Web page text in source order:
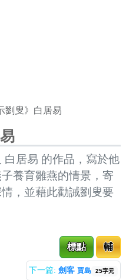
劉叟》白居易
白居易 的作品，寫於他
養育雛燕的情景，寄
，並藉此勸誡劉叟要
標點
輔
下一篇: 劍客 賈島 25字元